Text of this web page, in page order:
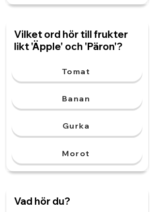
Vilket ord hör till frukter
likt 'Äpple' och 'Päron'?
Tomat
Banan
Gurka
Morot
Vad hör du?